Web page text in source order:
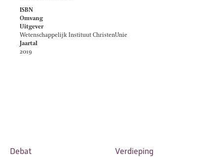
ISBN
Omvang
Uitgever
Wetenschappelijk Instituut ChristenUnie
Jaartal
2019
Debat Verdieping